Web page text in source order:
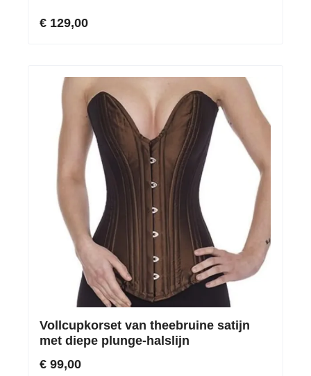
€ 129,00
Vollcupkorset van theebruine satijn
met diepe plunge-halslijn
€ 99,00